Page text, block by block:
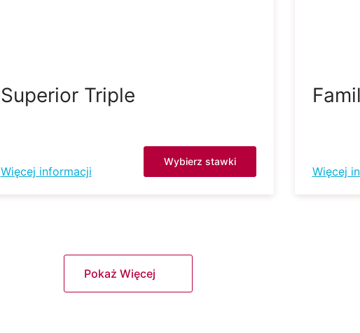
Superior Triple
Więcej informacji
Wybierz stawki
Więcej
Pokaż Więcej